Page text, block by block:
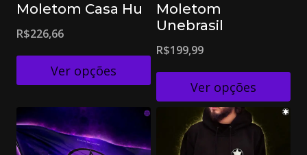
Moletom Casa Hu
R$226,66
Ver opções
Moletom
Unebrasil
R$199,99
Ver opções